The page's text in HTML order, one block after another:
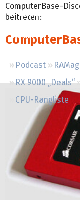
Preisvergleich
Forum
Podcast
RX 9000 „Deals“
CPU-Rangliste
ComputerBase-
beitreten: